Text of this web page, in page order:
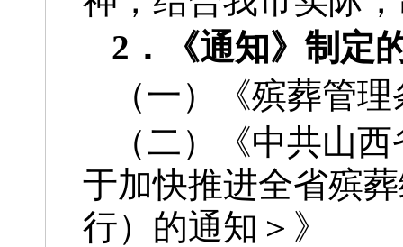
2．《通知》制定
（一）《殡葬管
（二）《中共山
于加快推进全省殡
行）的通知＞》